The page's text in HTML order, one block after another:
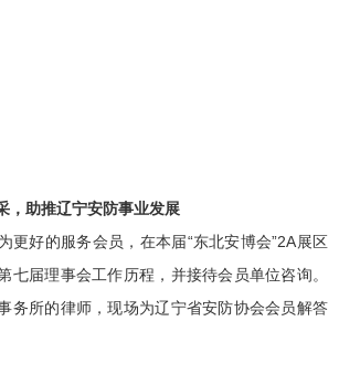
，助推辽宁安防事业发展
好的服务会员，在本届“东北安博会”2A展区
七届理事会工作历程，并接待会员单位咨询。
务所的律师，现场为辽宁省安防协会会员解答